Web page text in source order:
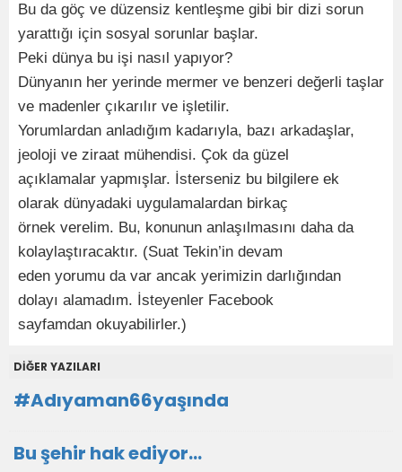
Bu da göç ve düzensiz kentleşme gibi bir dizi sorun
yarattığı için sosyal sorunlar başlar.
Peki dünya bu işi nasıl yapıyor?
Dünyanın her yerinde mermer ve benzeri değerli taşlar
ve madenler çıkarılır ve işletilir.
Yorumlardan anladığım kadarıyla, bazı arkadaşlar,
jeoloji ve ziraat mühendisi. Çok da güzel
açıklamalar yapmışlar. İsterseniz bu bilgilere ek
olarak dünyadaki uygulamalardan birkaç
örnek verelim. Bu, konunun anlaşılmasını daha da
kolaylaştıracaktır. (Suat Tekin’in devam
eden yorumu da var ancak yerimizin darlığından
dolayı alamadım. İsteyenler Facebook
sayfamdan okuyabilirler.)
DİĞER YAZILARI
#Adıyaman66yaşında
Bu şehir hak ediyor…